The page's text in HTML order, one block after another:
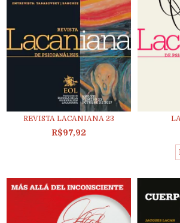
REVISTA LACANIANA 23
R$97,92